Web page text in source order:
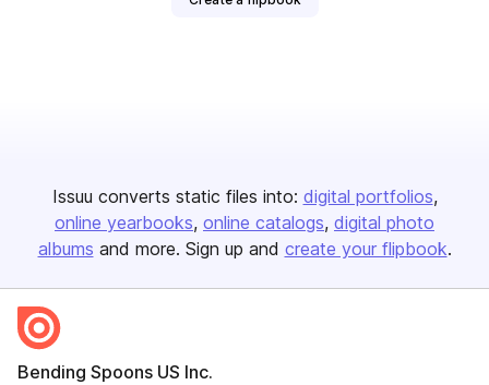
Issuu converts static files into: digital portfolios
online yearbooks online catalogs digital photo
albums and more. Sign up and create your flipbook.
Bending Spoons US Inc.